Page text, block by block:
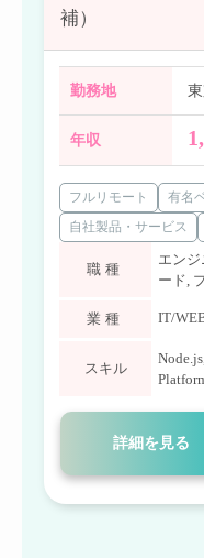
補）
勤務地
年収
フルリモート 有名
自社製品・サービス
職種
エン
ード,
業種 IT/
スキル
Node.js
詳細を見る